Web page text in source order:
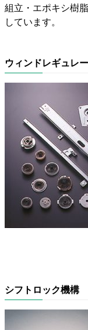
組立・エポキシ樹
しています。
ウィンドレギュレ
シフトロック機構